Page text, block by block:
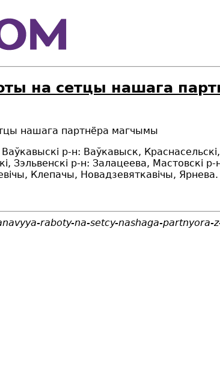
на сетцы нашага
нашага партнёра магчымы
Ваўкавыскі р-н: Ваўкавыск,
Зэльвенскі р-н: Залацеева, Мастовскі р-
Клепачы, Новадзевяткавічы,
raboty-na-setcy-nashaga-partnyora-